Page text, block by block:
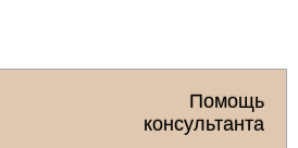
Помощь
консультанта